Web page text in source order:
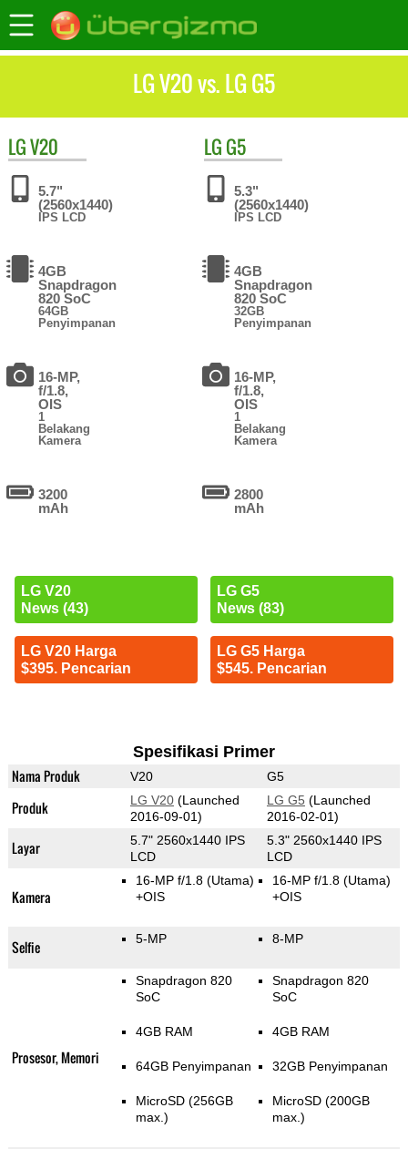
LG V20 vs. LG G5
LGV20
5.7"
(2560x1440)
IPS LCD
4GB
Snapdragon
820 SoC
64GB
Penyimpanan
16-MP,
f/1.8,
OIS
1
Belakang
Kamera
3200
mAh
LG V20
News (43)
LG V20 Harga
$395. Pencarian
LG G5
5.3"
(2560x1440)
IPS LCD
4GB
Snapdragon
820 SoC
32GB
Penyimpanan
16-MP,
f/1.8,
OIS
1
Belakang
Kamera
2800
mAh
LG G5
News (83)
LG G5 Harga
$545. Pencarian
Spesifikasi Primer
Nama Produk V20 G5
Produk LG V20(Launched
2016-09-01)
LG G5 (Launched
2016-02-01)
Layar
5.7" 2560x1440 IPS
LCD
5.3" 2560x1440 IPS
LCD
Kamera
16-MP f/1.8 (Utama)
+OIS
16-MP f/1.8 (Utama)
+OIS
Selfie 5-MP 8-MP
Prosesor, Memori
Snapdragon 820
SoC
4GB RAM
64GB Penyimpanan
MicroSD (256GB
max.)
Snapdragon 820
SoC
4GB RAM
32GB Penyimpanan
MicroSD (200GB
max.)